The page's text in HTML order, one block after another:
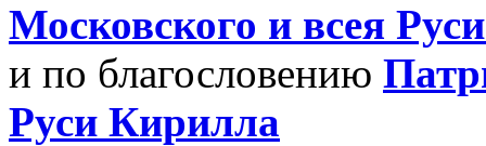
Московского и всея
и по благословению
Руси Кирилла